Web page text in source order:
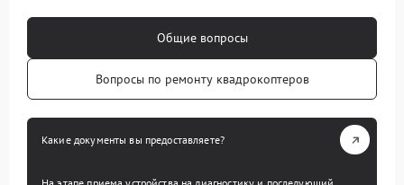
Общие вопросы
Вопросы по ремонту квадрокоптеров
Какие документы вы предоставляете?